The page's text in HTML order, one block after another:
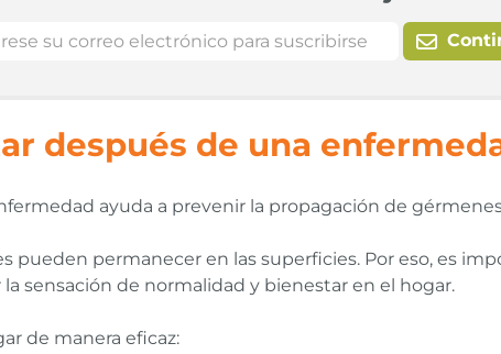
después de una
ayuda a prevenir la propagación de
pueden permanecer en las superficies. Por eso, es
sensación de normalidad y bienestar en el hogar.
de manera eficaz: